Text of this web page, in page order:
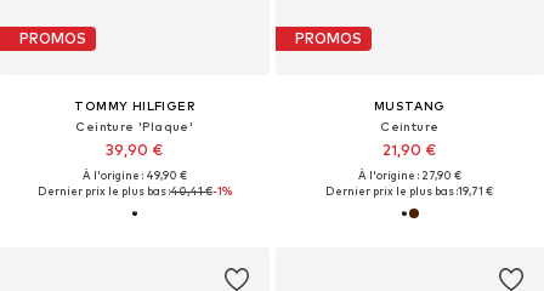
PROMOS
TOMMY HILFIGER
Ceinture 'Plaque'
39,90 €
À l'origine : 49,90 €
Dernier prix le plus bas :40,41 €-1%
PROMOS
MUSTANG
Ceinture
21,90 €
À l'origine : 27,90 €
Dernier prix le plus bas :19,71 €